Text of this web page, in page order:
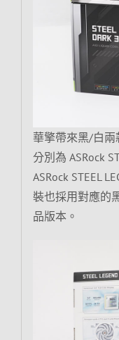
華擎帶來黑/白兩
分別為 ASRock
ASRock STEEL
裝也採用對應的
品版本。